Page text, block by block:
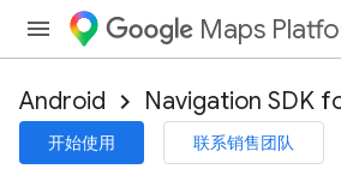
Maps
Android Navigation SDK
开始使用 联系销售团队